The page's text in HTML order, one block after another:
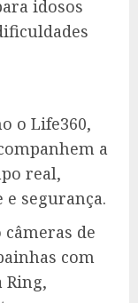
idosos
o Life360,
a
real,
segurança.
de
com
Ring,